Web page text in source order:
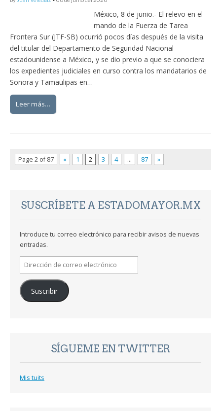
México, 8 de junio.- El relevo en el
mando de la Fuerza de Tarea
Frontera Sur (JTF-SB) ocurrió pocos días después de la visita
del titular del Departamento de Seguridad Nacional
estadounidense a México, y se dio previo a que se conociera
los expedientes judiciales en curso contra los mandatarios de
Sonora y Tamaulipas en…
Leer más…
Page 2 of 87 « 1 2 3 4 … 87 »
SUSCRÍBETE A ESTADOMAYOR.MX
Introduce tu correo electrónico para recibir avisos de nuevas
entradas.
Dirección
de
correo
electrónico
Suscribir
SÍGUEME EN TWITTER
Mis tuits